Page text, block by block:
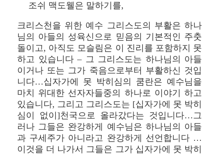
조쉬 맥도웰은 말하기를,
크리스천을 위한 예수 그리스도의 부활은 하나
님의 아들의 성육신으로 믿음의 기본적인 주춧
돌이고, 아직도 모슬림은 이 진리를 포함하지 못
하고 있습니다 – 그 그리스도는 하나님의 아들
이거나 또는 그가 죽음으로부터 부활하신 것입
니다…십자가에 못 박히심의 쿰란은 예수님을
마치 위대한 선자자들중의 하나로 이야기 하고
있습니다, 그리고 그리스도는 [십자가에 못 박히
심이 없이]천국으로 올라갔다는 것입니다…그
러나 그들은 완강하게 예수님은 하나님의 아들
과 구세주가 아니라고 완강하게 선언합니다 …
이것을 더 나가서 그들은 그가 십자가에 못 박히